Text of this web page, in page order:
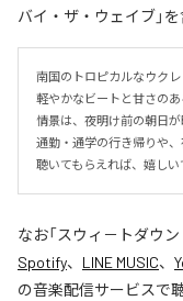
バイ・ザ・ウェイブ」
南国のトロピカルなウク
軽やかなビートと甘さのあ
情景は、夜明け前の朝日
通勤・通学の行き帰りや
聴いてもらえれば、嬉しい
なお「スウィ－トダウ
Spotify、 LINE MUSIC、
の音楽配信サービスで